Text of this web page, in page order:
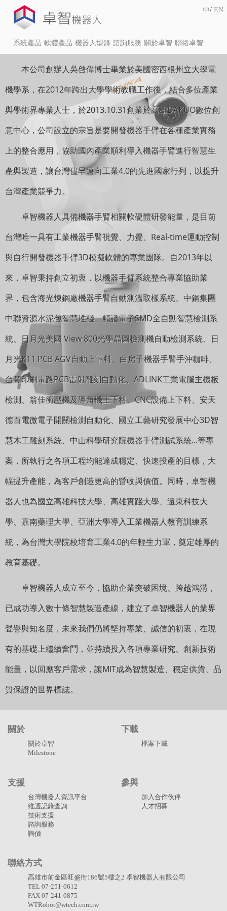
系統產品 軟體產品 機器人型錄 諮詢服務 關於卓智 聯絡卓智
中/ EN
本公司創辦人吳啓偉博士畢業於美國密西根州立大學電
機學系，在2012年跨出大學學術教職工作後，結合多位產業
與學術界專業人士，於2013.10.31創業於高雄DAKUO數位創
意中心，公司設立的宗旨是要開發機器手臂在各種產業實務
上的整合應用，協助國內產業順利導入機器手臂進行智慧生
產與製造，讓台灣儘早邁向工業4.0的先進國家行列，以提升
台灣產業競爭力。
卓智機器人具備機器手臂相關軟硬體研發能量，是目前
台灣唯一具有工業機器手臂視覺、力覺、Real-time運動控制
與自行開發機器手臂3D模擬軟體的專業團隊。自2013年以
來，卓智秉持創立初衷，以機器手臂系統整合專業協助業
界，包含海光煉鋼廠機器手臂自動測溫取樣系統、中鋼集團
中聯資源水泥包智慧堆棧、頻譜電子SMD全自動智慧檢測系
統、日月光美國 View 800光學晶圓檢測機自動檢測系統、日
月光K11 PCB AGV自動上下料、白房子機器手臂手沖咖啡、
台豐印刷電路PCB雷射雕刻自動化、ADLINK工業電腦主機板
檢測、翁佳衝壓機及導角機上下料、CNC設備上下料、安天
德百電微電子開關檢測自動化、國立工藝研究發展中心3D智
慧木工雕刻系統、中山科學研究院機器手臂測試系統...等專
案，所執行之各項工程均能達成穩定、快速投產的目標，大
幅提升產能，為客戶創造更高的營收與價值。同時，卓智機
器人也為國立高雄科技大學、高雄實踐大學、遠東科技大
學、嘉南藥理大學、亞洲大學導入工業機器人教育訓練系
統，為台灣大學院校培育工業4.0的年輕生力軍，奠定雄厚的
教育基礎。
卓智機器人成立至今，協助企業突破困境、跨越鴻溝，
已成功導入數十條智慧製造產線，建立了卓智機器人的業界
聲譽與知名度，未來我們仍將堅持專業、誠信的初衷，在現
有的基礎上繼續奮鬥，並持續投入各項專業研究、創新技術
能量，以回應客戶需求，讓MIT成為智慧製造、穩定供貨、品
質保證的世界標誌。
關於
關於卓智
Milestone
下載
檔案下載
支援
台灣機器人資訊平台
維護記錄查詢
技術支援
諮詢服務
詢價
參與
加入合作伙伴
人才招募
聯絡方式
高雄市前金區旺盛街186號5樓之2 卓智機器人有限公司
TEL 07-251-0612
FAX 07-241-0875
WTRobot@wtech.com.tw